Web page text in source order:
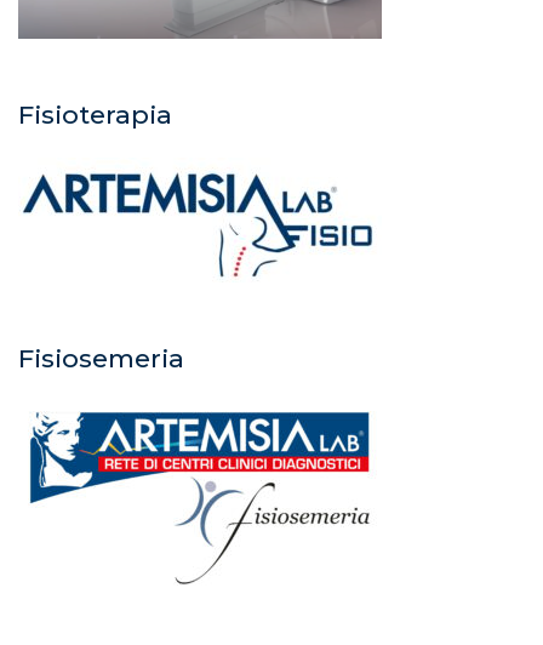
Fisioterapia
Fisiosemeria